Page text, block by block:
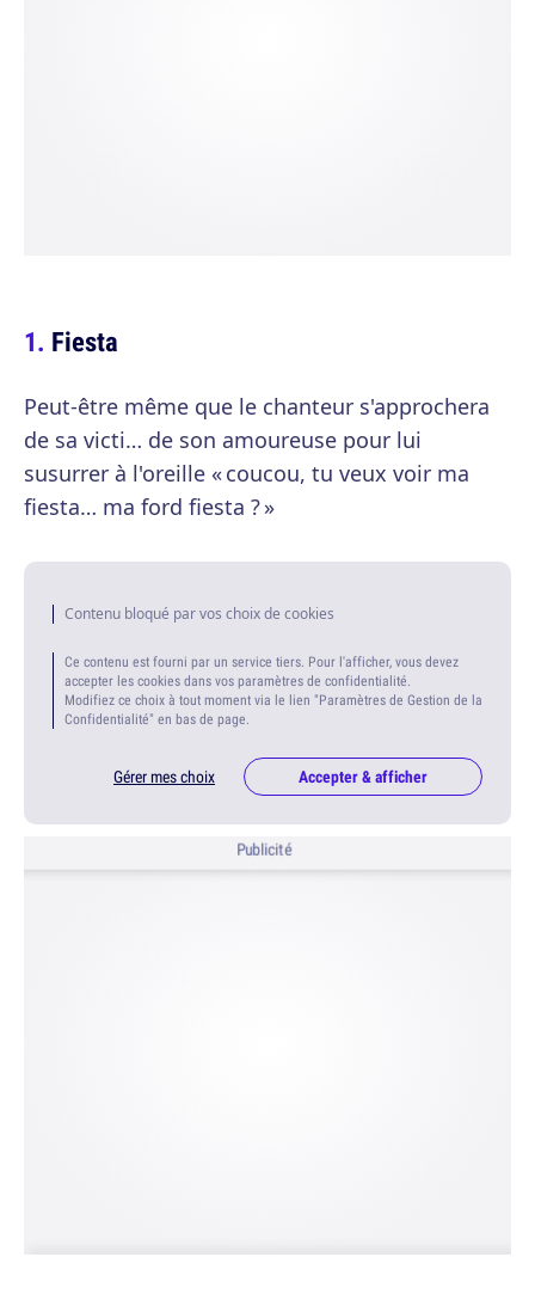
Fiesta
Peut-être même que le chanteur s'approchera
de sa victi… de son amoureuse pour lui
susurrer à l'oreille « coucou, tu veux voir ma
fiesta… ma ford fiesta ? »
Contenu bloqué par vos choix de cookies
Ce contenu est fourni par un service tiers. Pour l'afficher, vous devez
accepter les cookies dans vos paramètres de confidentialité.
Modifiez ce choix à tout moment via le lien "Paramètres de Gestion de la
Confidentialité" en bas de page.
Gérer mes choix Accepter & afficher
Publicité